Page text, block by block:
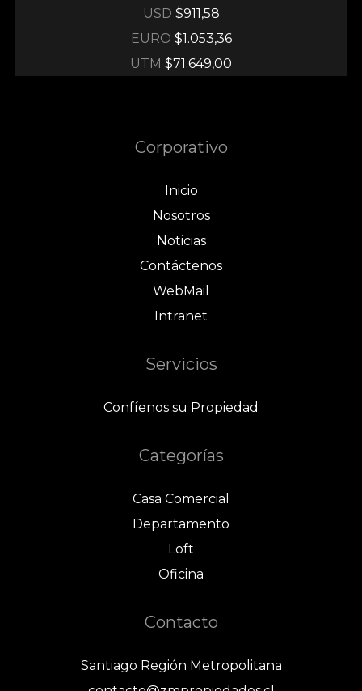
USD $911,58
EURO $1.053,36
UTM $71.649,00
Corporativo
Inicio
Nosotros
Noticias
Contáctenos
WebMail
Intranet
Servicios
Confíenos su Propiedad
Categorías
Casa Comercial
Departamento
Loft
Oficina
Contacto
Santiago Región Metropolitana